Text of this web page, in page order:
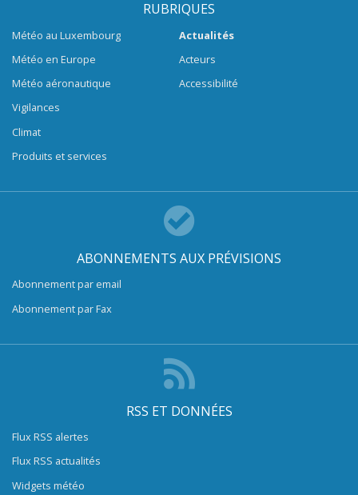
RUBRIQUES
Météo au Luxembourg
Météo en Europe
Météo aéronautique
Vigilances
Climat
Produits et services
Actualités
Acteurs
Accessibilité
ABONNEMENTS AUX PRÉVISIONS
Abonnement par email
Abonnement par Fax
RSS ET DONNÉES
Flux RSS alertes
Flux RSS actualités
Widgets météo